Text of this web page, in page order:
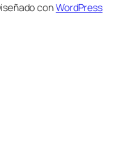
conWordPress